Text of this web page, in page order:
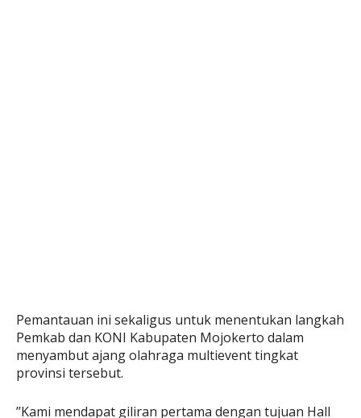
Pemantauan ini sekaligus untuk menentukan langkah
Pemkab dan KONI Kabupaten Mojokerto dalam
menyambut ajang olahraga multievent tingkat
provinsi tersebut.
’’Kami mendapat giliran pertama dengan tujuan Hall